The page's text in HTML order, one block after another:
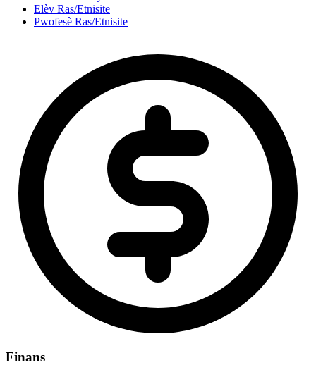
Elèv Ras/Etnisite
Pwofesè Ras/Etnisite
Finans